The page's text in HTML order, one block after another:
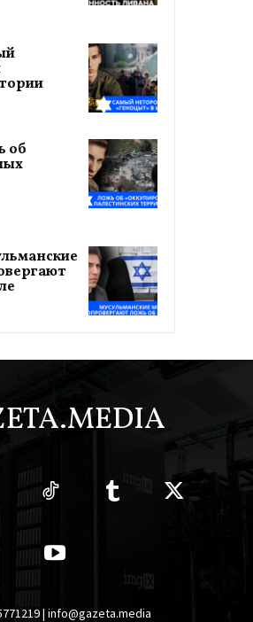
об
| info@gazeta.media